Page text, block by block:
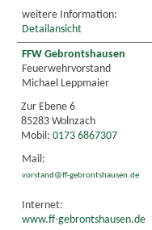
weitere Information:
Detailansicht
FFW Gebrontshausen
Feuerwehrvorstand
Michael Leppmaier
Zur Ebene 6
85283 Wolnzach
Mobil: 0173 6867307
Mail:
vorstand@ff-gebrontshausen.de
Internet:
www.ff-gebrontshausen.de